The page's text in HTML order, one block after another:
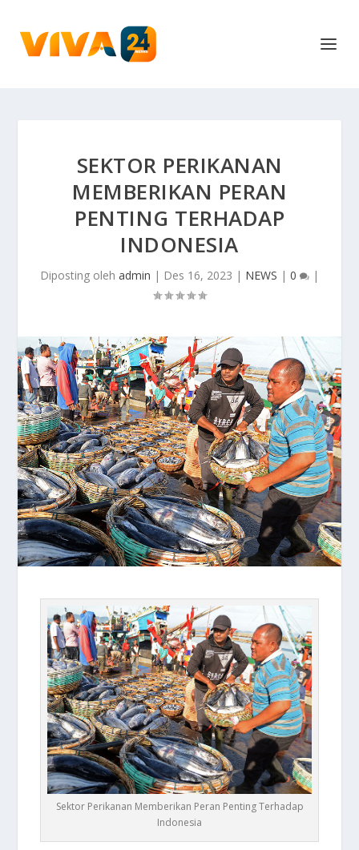
SEKTOR PERIKANAN
MEMBERIKAN PERAN
PENTING TERHADAP
INDONESIA
Diposting oleh admin | Des 16, 2023 | NEWS | 0 |
Sektor Perikanan Memberikan Peran Penting Terhadap
Indonesia